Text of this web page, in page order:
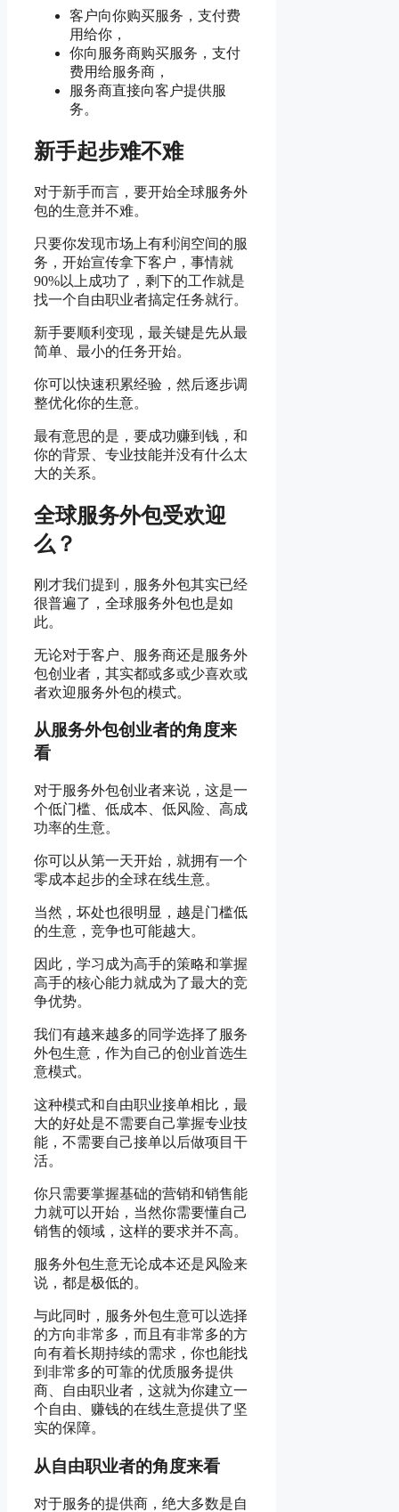
客户向你购买服务，支付费
用给你，
你向服务商购买服务，支付
费用给服务商，
服务商直接向客户提供服
务。
新手起步难不难
对于新手而言，要开始全球服务外
包的生意并不难。
只要你发现市场上有利润空间的服
务，开始宣传拿下客户，事情就
90%以上成功了，剩下的工作就是
找一个自由职业者搞定任务就行。
新手要顺利变现，最关键是先从最
简单、最小的任务开始。
你可以快速积累经验，然后逐步调
整优化你的生意。
最有意思的是，要成功赚到钱，和
你的背景、专业技能并没有什么太
大的关系。
全球服务外包受欢迎
么？
刚才我们提到，服务外包其实已经
很普遍了，全球服务外包也是如
此。
无论对于客户、服务商还是服务外
包创业者，其实都或多或少喜欢或
者欢迎服务外包的模式。
从服务外包创业者的角度来
看
对于服务外包创业者来说，这是一
个低门槛、低成本、低风险、高成
功率的生意。
你可以从第一天开始，就拥有一个
零成本起步的全球在线生意。
当然，坏处也很明显，越是门槛低
的生意，竞争也可能越大。
因此，学习成为高手的策略和掌握
高手的核心能力就成为了最大的竞
争优势。
我们有越来越多的同学选择了服务
外包生意，作为自己的创业首选生
意模式。
这种模式和自由职业接单相比，最
大的好处是不需要自己掌握专业技
能，不需要自己接单以后做项目干
活。
你只需要掌握基础的营销和销售能
力就可以开始，当然你需要懂自己
销售的领域，这样的要求并不高。
服务外包生意无论成本还是风险来
说，都是极低的。
与此同时，服务外包生意可以选择
的方向非常多，而且有非常多的方
向有着长期持续的需求，你也能找
到非常多的可靠的优质服务提供
商、自由职业者，这就为你建立一
个自由、赚钱的在线生意提供了坚
实的保障。
从自由职业者的角度来看
对于服务的提供商，绝大多数是自